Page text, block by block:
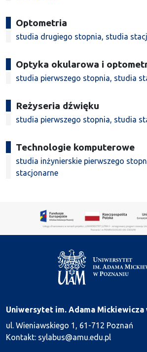
Optometria
studia drugiego stopnia, studia
Optyka okularowa i
studia pierwszego stopnia, studia
Reżyseria dźwięku
studia pierwszego stopnia, studia
Technologie komputerowe
studia inżynierskie pierwszego
stacjonarne
Uniwersytet im. Adama Mickiewicza
ul. Wieniawskiego 1, 61-712 Poznań
Kontakt: sylabus@amu.edu.pl